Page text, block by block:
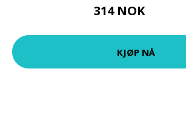
314 NOK
KJØP NÅ